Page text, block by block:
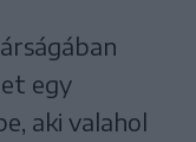
egy
aki valahol